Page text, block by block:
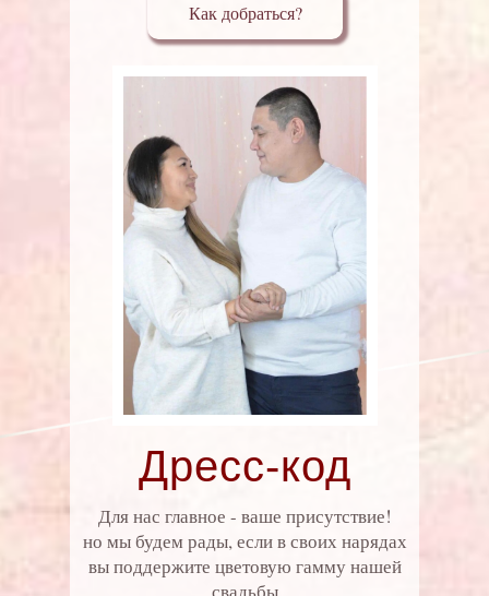
Для нас главное - ваше присутствие!
но мы будем рады, если в своих нарядах
вы поддержите цветовую гамму нашей
Дресс-код
Как добраться?